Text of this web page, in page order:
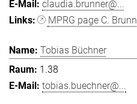
claudia.brunner@...
MPRG page C.
Tobias Büchner
1.38
tobias.buechner@...